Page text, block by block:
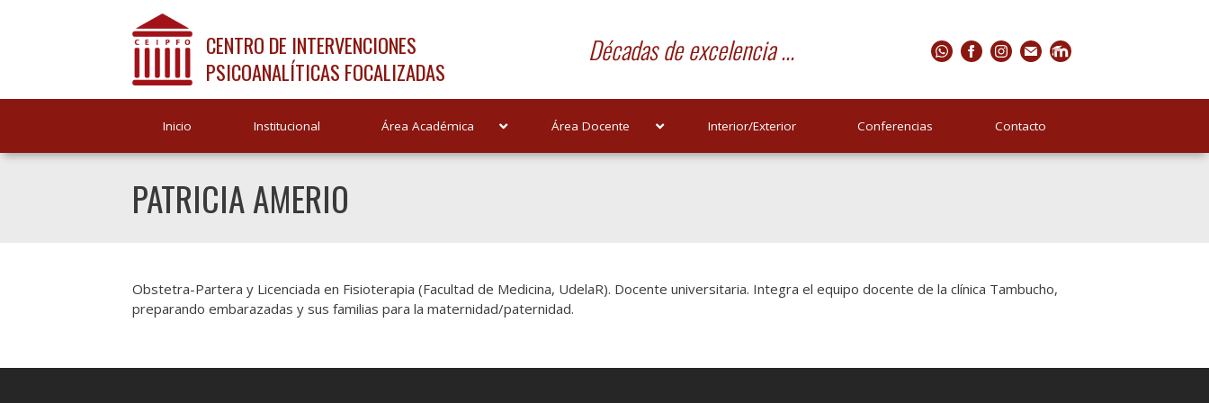
CENTRO DE INTERVENCIONES
PSICOANALÍTICAS FOCALIZADAS
Décadas de excelencia ...
Inicio Institucional Área Académica Área Docente Interior/Exterior Conferencias Contacto
PATRICIA AMERIO
Obstetra-Partera y Licenciada en Fisioterapia (Facultad de Medicina, UdelaR). Docente universitaria. Integra el equipo docente de la clínica Tambucho,
preparando embarazadas y sus familias para la maternidad/paternidad.